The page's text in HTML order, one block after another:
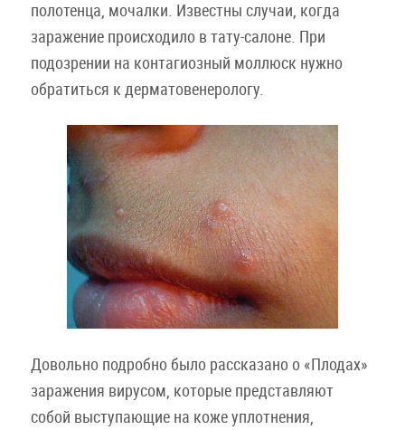
полотенца, мочалки. Известны случаи, когда
заражение происходило в тату-салоне. При
подозрении на контагиозный моллюск нужно
обратиться к дерматовенерологу.
Довольно подробно было рассказано о «Плодах»
заражения вирусом, которые представляют
собой выступающие на коже уплотнения,